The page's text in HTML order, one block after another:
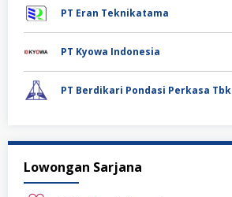
PT Eran Teknikatama
PT Kyowa Indonesia
PT Berdikari Pondasi Perkasa Tbk
Lowongan Sarjana